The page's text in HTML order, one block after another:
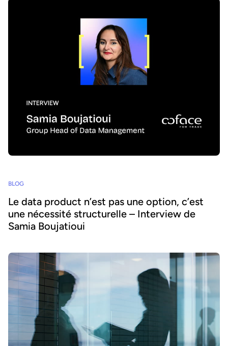
BLOG
Le data product n’est pas une option, c’est
une nécessité structurelle – Interview de
Samia Boujatioui